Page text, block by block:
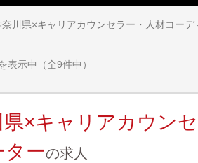
奈川県×キャリアカウンセラー・人材コーデ
表示中（全9件中）
県×キャリアカウン
ターの求人